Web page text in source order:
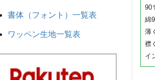
90
綿
薄
襟
イ
書体（フォント）一覧表
ワッペン生地一覧表